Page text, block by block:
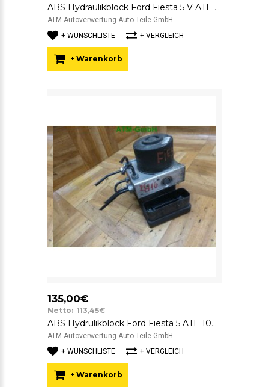
ABS Hydraulikblock Ford Fiesta 5 V ATE FoMoCo 4S612M110CC 10.0970-0117.3
ATM Autoverwertung Auto-Teile GmbH ..
+ WUNSCHLISTE
+ VERGLEICH
+ Warenkorb
135,00€
Netto: 113,45€
ABS Hydrulikblock Ford Fiesta 5 ATE 10020700334 FoMoCo 4S612M110AC
ATM Autoverwertung Auto-Teile GmbH ..
+ WUNSCHLISTE
+ VERGLEICH
+ Warenkorb